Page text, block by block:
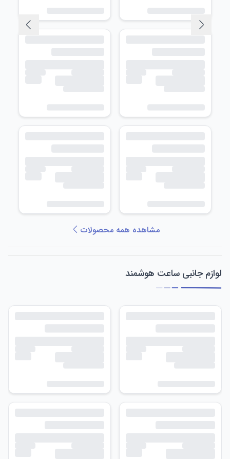
مشاهده همه محصولات
لوازم جانبی ساعت هوشمند